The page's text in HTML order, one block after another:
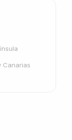
Canarias